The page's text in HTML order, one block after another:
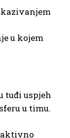
u kojem
tuđi uspjeh
u timu.
aktivno